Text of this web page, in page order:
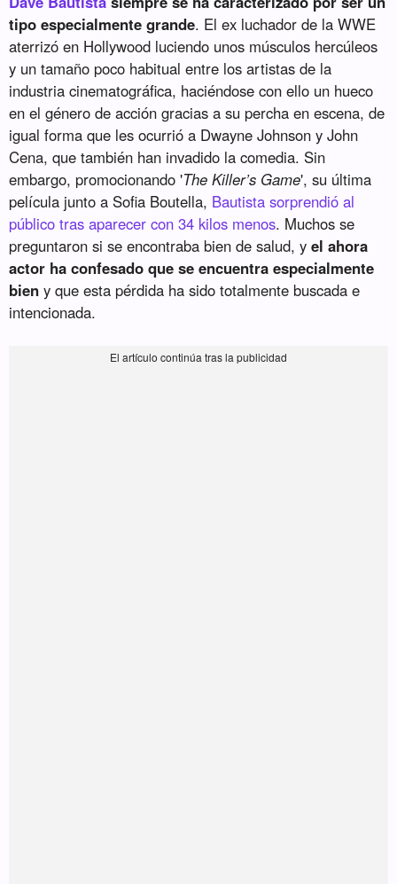
tipo especialmente grande. El ex luchador de la WWE
aterrizó en Hollywood luciendo unos músculos hercúleos
y un tamaño poco habitual entre los artistas de la
industria cinematográfica, haciéndose con ello un hueco
en el género de acción gracias a su percha en escena, de
igual forma que les ocurrió a Dwayne Johnson y John
Cena, que también han invadido la comedia. Sin
embargo, promocionando 'The Killer’s Game', su última
película junto a Sofia Boutella, Bautista sorprendió al
público tras aparecer con 34 kilos menos. Muchos se
preguntaron si se encontraba bien de salud, yel ahora
actor ha confesado que se encuentra especialmente
bien y que esta pérdida ha sido totalmente buscada e
intencionada.